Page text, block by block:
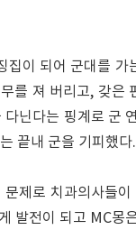
이 되어 군대를 가
를 져 버리고, 갖은
닌다는 핑계로 군
끝내 군을 기피했다.
제로 치과의사들
발전이 되고 MC몽